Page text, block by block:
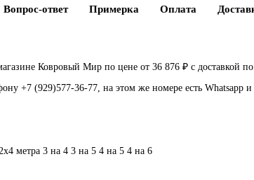
Вопрос-ответ Примерка Оплата
Ковровый Мир по цене от 36 876 ₽ с доставкой
+7 (929)577-36-77, на этом же номере есть Whatsapp
метра 3 на 4 3 на 5 4 на 5 4 на 6